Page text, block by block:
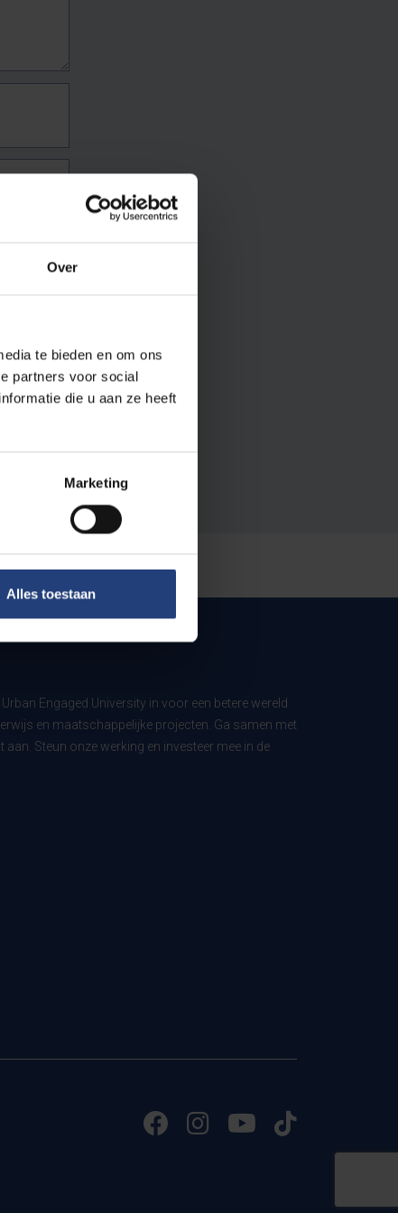
Over
te bieden en om ons
partners voor social
die u aan ze heeft
Marketing
Alles toestaan
Engaged University in voor een betere wereld
en maatschappelijke projecten. Ga samen met
aan. Steun onze werking en investeer mee in de